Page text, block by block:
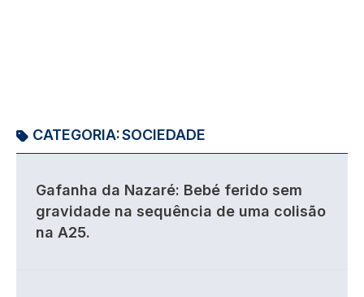
CATEGORIA:SOCIEDADE
Gafanha da Nazaré: Bebé ferido sem
gravidade na sequência de uma colisão
na A25.